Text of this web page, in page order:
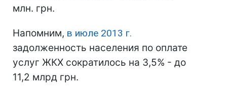
млн. грн.
Напомним, в июле 2013 г.
задолженность населения по оплате
услуг ЖКХ сократилось на 3,5% - до
11,2 млрд грн.